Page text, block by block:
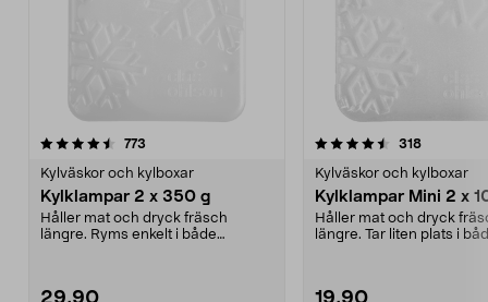
773
Kylväskor och kylboxar
Kylklampar 2 x 350 g
Håller mat och dryck fräsch
längre. Ryms enkelt i både
4.5av 5 stjärnor 318
Kylväskor och kylboxar
Kylklampar Mini 2 x
Håller mat och dryck
längre. Tar liten plats i
4.5av 5 stjärnor